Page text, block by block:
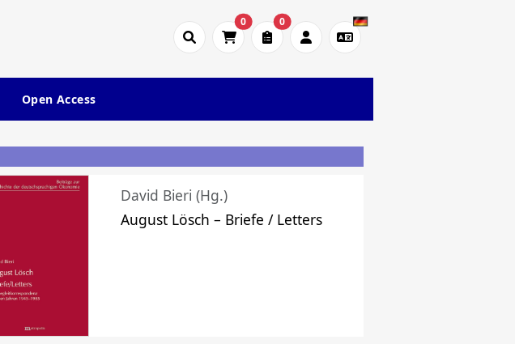
0 0
Open Access
David Bieri (Hg.)
August Lösch – Briefe / Letters